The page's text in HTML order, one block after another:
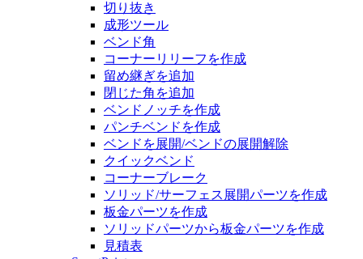
切り抜き
成形ツール
ベンド角
コーナーリリーフを作成
留め継ぎを追加
閉じた角を追加
ベンドノッチを作成
パンチベンドを作成
ベンドを展開/ベンドの展開解除
クイックベンド
コーナーブレーク
ソリッド/サーフェス展開パーツを作成
板金パーツを作成
ソリッドパーツから板金パーツを作成
見積表